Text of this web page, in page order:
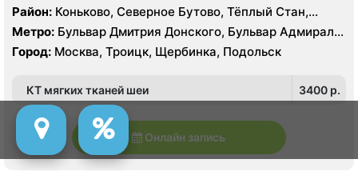
Район: Коньково, Северное Бутово, Тёплый Стан,
Южное Бутово, Ясенево
Метро: Бульвар Дмитрия Донского, Бульвар Адмирала
Ушакова, Битцевский парк , Беляево, Аннино ,
Лесопарковая, Новоясеневская, Теплый Стан, Улица
Скобелевская, Улица Старокачаловская, Ясенево,
Коммунарка, Ольховая, Прокшино, Филатов Луг
Город: Москва, Троицк, Щербинка, Подольск
КТ мягких тканей шеи 3400 p.
Онлайн запись